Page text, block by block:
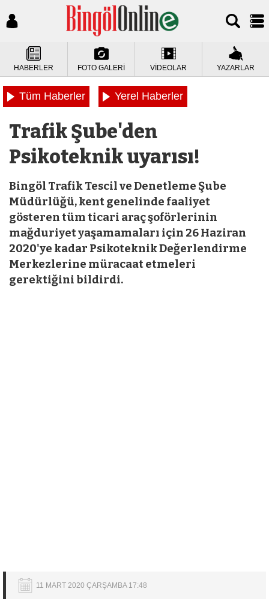
HABERLER FOTO GALERİ VİDEOLAR YAZARLAR
Tüm Haberler Yerel Haberler
Trafik Şube'den
Psikoteknik uyarısı!
Bingöl Trafik Tescil ve Denetleme Şube
Müdürlüğü, kent genelinde faaliyet
gösteren tüm ticari araç şoförlerinin
mağduriyet yaşamamaları için 26 Haziran
2020'ye kadar Psikoteknik Değerlendirme
Merkezlerine müracaat etmeleri
gerektiğini bildirdi.
11 MART 2020 ÇARŞAMBA 17:48